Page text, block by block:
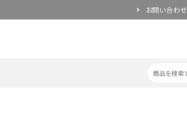
お問い合わせ